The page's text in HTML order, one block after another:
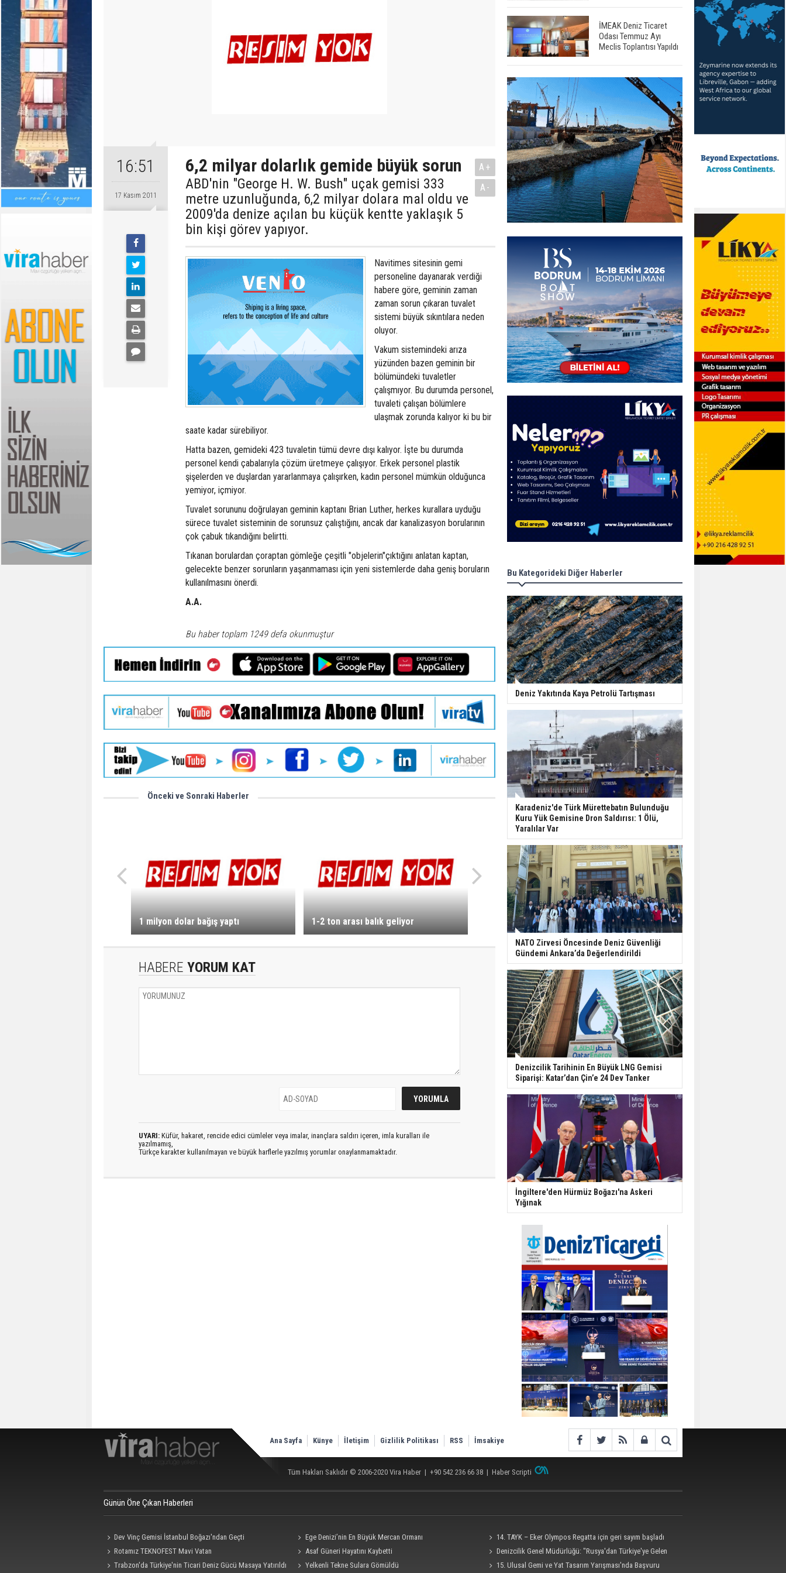
16:51
17 Kasım 2011
6,2 milyar dolarlık gemide büyük sorun
ABD'nin "George H. W. Bush" uçak gemisi 333
metre uzunluğunda, 6,2 milyar dolara mal oldu ve
2009'da denize açılan bu küçük kentte yaklaşık 5
bin kişi görev yapıyor.
A+
A-
Navitimes sitesinin gemi
personeline dayanarak verdiği
habere göre, geminin zaman
zaman sorun çıkaran tuvalet
sistemi büyük sıkıntılara neden
oluyor.
Vakum sistemindeki arıza
yüzünden bazen geminin bir
bölümündeki tuvaletler
çalışmıyor. Bu durumda personel,
tuvaleti çalışan bölümlere
ulaşmak zorunda kalıyor ki bu bir
saate kadar sürebiliyor.
Hatta bazen, gemideki 423 tuvaletin tümü devre dışı kalıyor. İşte bu durumda
personel kendi çabalarıyla çözüm üretmeye çalışıyor. Erkek personel plastik
şişelerden ve duşlardan yararlanmaya çalışırken, kadın personel mümkün olduğunca
yemiyor, içmiyor.
Tuvalet sorununu doğrulayan geminin kaptanı Brian Luther, herkes kurallara uyduğu
sürece tuvalet sisteminin de sorunsuz çalıştığını, ancak dar kanalizasyon borularının
çok çabuk tıkandığını belirtti.
Tıkanan borulardan çoraptan gömleğe çeşitli "objelerin"çıktığını anlatan kaptan,
gelecekte benzer sorunların yaşanmaması için yeni sistemlerde daha geniş boruların
kullanılmasını önerdi.
A.A.
Bu haber toplam 1249 defa okunmuştur
Önceki ve Sonraki Haberler
1 milyon dolar bağış yaptı 1-2 ton arası balık geliyor
HABERE YORUM KAT
UYARI: Küfür, hakaret, rencide edici cümleler veya imalar, inançlara saldırı içeren, imla kuralları ile
yazılmamış,
Türkçe karakter kullanılmayan ve büyük harflerle yazılmış yorumlar onaylanmamaktadır.
İMEAK Deniz Ticaret
Odası Temmuz Ayı
Meclis Toplantısı Yapıldı
Bu Kategorideki Diğer Haberler
Deniz Yakıtında Kaya Petrolü Tartışması
Karadeniz'de Türk Mürettebatın Bulunduğu
Kuru Yük Gemisine Dron Saldırısı: 1 Ölü,
Yaralılar Var
NATO Zirvesi Öncesinde Deniz Güvenliği
Gündemi Ankara’da Değerlendirildi
Denizcilik Tarihinin En Büyük LNG Gemisi
Siparişi: Katar’dan Çin’e 24 Dev Tanker
İngiltere'den Hürmüz Boğazı'na Askeri
Yığınak
Ana Sayfa Künye İletişim Gizlilik Politikası RSS İmsakiye
Tüm Hakları Saklıdır © 2006-2020 Vira Haber | +90 542 236 66 38 | Haber Scripti
Günün Öne Çıkan Haberleri
Dev Vinç Gemisi İstanbul Boğazı'ndan Geçti Ege Denizi’nin En Büyük Mercan Ormanı
14. TAYK – Eker Olympos Regatta için geri sayım başladı
Rotamız TEKNOFEST Mavi Vatan
Asaf Güneri Hayatını Kaybetti
Denizcilik Genel Müdürlüğü: "Rusya'dan Türkiye'ye Gelen
Ro-Ro Gemisi Dron Saldırısına Uğradı"
Trabzon'da Türkiye'nin Ticari Deniz Gücü Masaya Yatırıldı Yelkenli Tekne Sulara Gömüldü 15. Ulusal Gemi ve Yat Tasarım Yarışması'nda Başvuru